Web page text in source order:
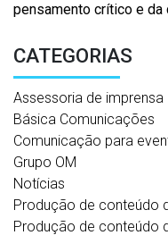
pensamento crítico e da
CATEGORIAS
Assessoria de imprensa
Básica Comunicações
Comunicação para
Grupo OM
Notícias
Produção de conteúdo
Produção de conteúdo